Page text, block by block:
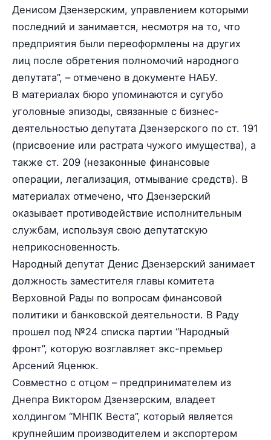
Денисом Дзензерским, управлением которыми
последний и занимается, несмотря на то, что
предприятия были переоформлены на других
лиц после обретения полномочий народного
депутата”, – отмечено в документе НАБУ.
В материалах бюро упоминаются и сугубо
уголовные эпизоды, связанные с бизнес-
деятельностью депутата Дзензерского по ст. 191
(присвоение или растрата чужого имущества), а
также ст. 209 (незаконные финансовые
операции, легализация, отмывание средств). В
материалах отмечено, что Дзензерский
оказывает противодействие исполнительным
службам, используя свою депутатскую
неприкосновенность.
Народный депутат Денис Дзензерский занимает
должность заместителя главы комитета
Верховной Рады по вопросам финансовой
политики и банковской деятельности. В Раду
прошел под №24 списка партии “Народный
фронт”, которую возглавляет экс-премьер
Арсений Яценюк.
Совместно с отцом – предпринимателем из
Днепра Виктором Дзензерским, владеет
холдингом “МНПК Веста”, который является
крупнейшим производителем и экспортером